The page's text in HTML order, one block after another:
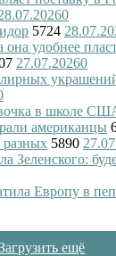
0
5724
она удобнее
27.07.20260
в школе
американцы
разных 5890
Зеленского:
Европу в
ещё